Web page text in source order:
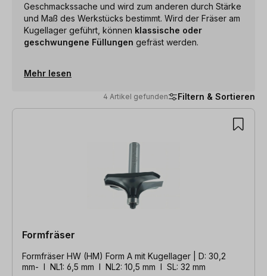
Geschmackssache und wird zum anderen durch Stärke
und Maß des Werkstücks bestimmt. Wird der Fräser am
Kugellager geführt, können klassische oder
geschwungene Füllungen gefräst werden.
Mehr lesen
4 Artikel gefunden Filtern & Sortieren
4 Artikel gefunden
Formfräser
Formfräser HW (HM) Form A mit Kugellager | D: 30,2
mm- l NL1: 6,5 mm l NL2: 10,5 mm l SL: 32 mm